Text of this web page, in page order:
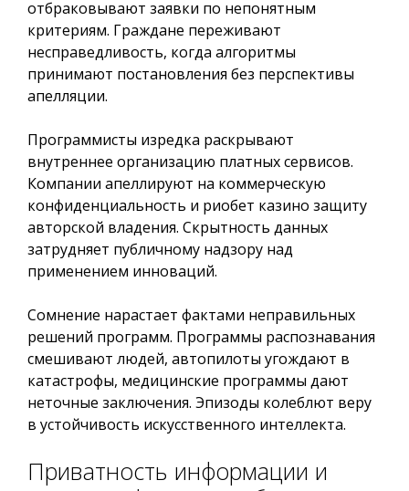
отбраковывают заявки по непонятным
критериям. Граждане переживают
несправедливость, когда алгоритмы
принимают постановления без перспективы
апелляции.
Программисты изредка раскрывают
внутреннее организацию платных сервисов.
Компании апеллируют на коммерческую
конфиденциальность и риобет казино защиту
авторской владения. Скрытность данных
затрудняет публичному надзору над
применением инноваций.
Сомнение нарастает фактами неправильных
решений программ. Программы распознавания
смешивают людей, автопилоты угождают в
катастрофы, медицинские программы дают
неточные заключения. Эпизоды колеблют веру
в устойчивость искусственного интеллекта.
Приватность информации и